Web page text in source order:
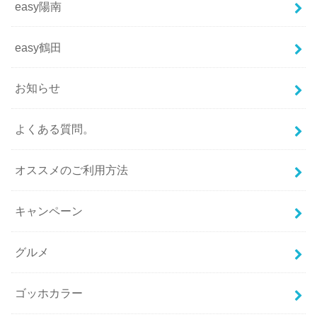
easy陽南
easy鶴田
お知らせ
よくある質問。
オススメのご利用方法
キャンペーン
グルメ
ゴッホカラー